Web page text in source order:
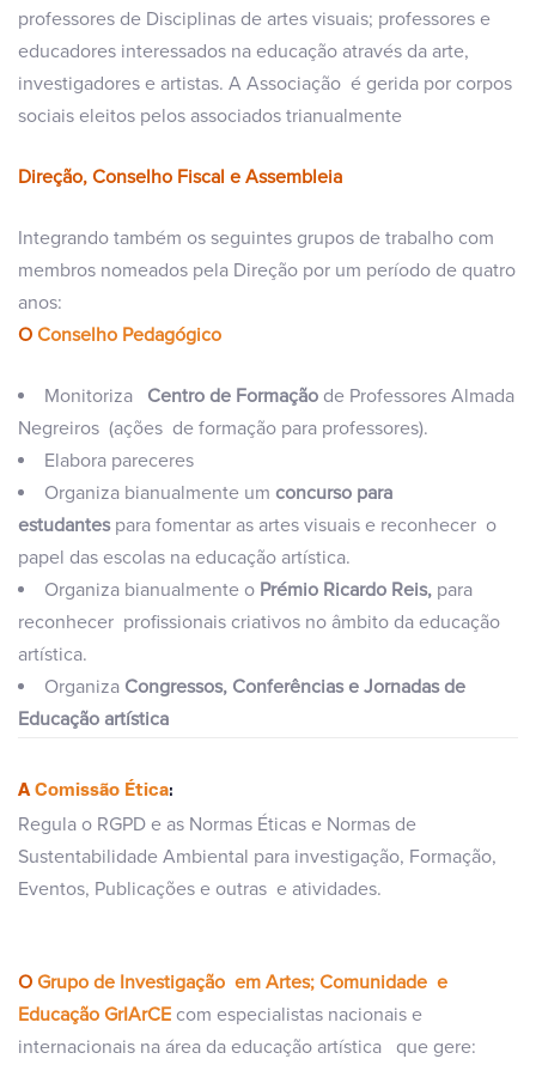
professores de Disciplinas de artes visuais; professores e
educadores interessados na educação através da arte,
investigadores e artistas. A Associação é gerida por corpos
sociais eleitos pelos associados trianualmente
Direção, Conselho Fiscal e Assembleia
Integrando também os seguintes grupos de trabalho com
membros nomeados pela Direção por um período de quatro
anos:
O Conselho Pedagógico
Monitoriza Centro de Formação de Professores Almada
Negreiros (ações de formação para professores).
Elabora pareceres
Organiza bianualmente um concurso para
estudantespara fomentar as artes visuais e reconhecer o
papel das escolas na educação artística.
Organiza bianualmente o Prémio Ricardo Reis, para
reconhecer profissionais criativos no âmbito da educação
artística.
Organiza Congressos, Conferências e Jornadas de
Educação artística
A Comissão Ética:
Regula o RGPD e as Normas Éticas e Normas de
Sustentabilidade Ambiental para investigação, Formação,
Eventos, Publicações e outras e atividades.
O Grupo de Investigação em Artes; Comunidade e
Educação GrIArCE com especialistas nacionais e
internacionais na área da educação artística
que gere: